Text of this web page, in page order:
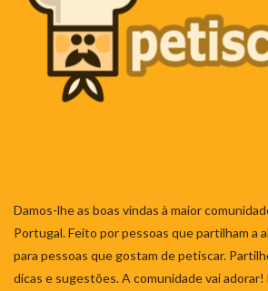
Damos-lhe as boas vindas à maior
Portugal. Feito por pessoas que partilham a
para pessoas que gostam de petiscar.
dicas e sugestões. A comunidade vai adorar!